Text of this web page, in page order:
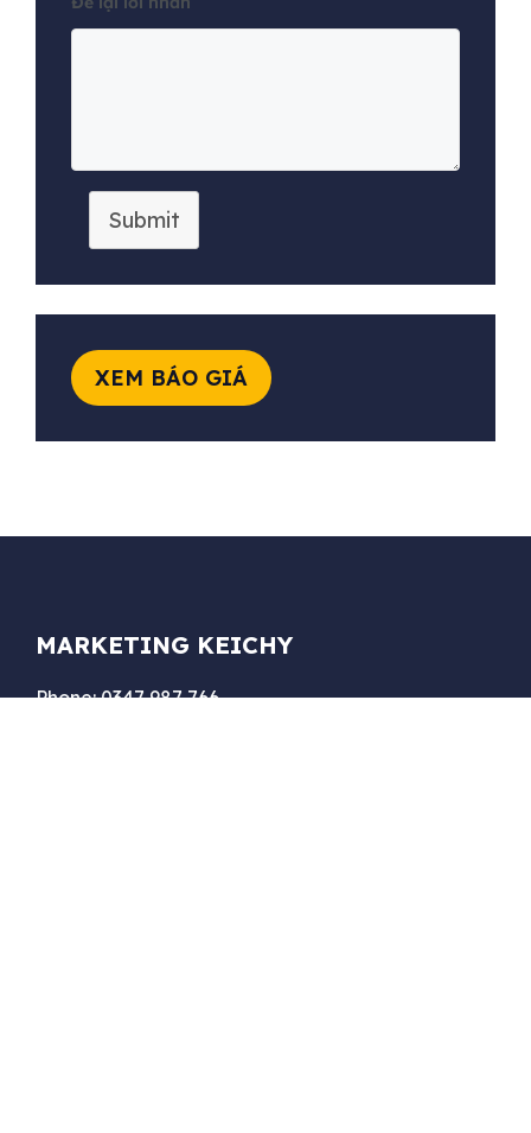
Submit
XEM BÁO GIÁ
MARKETING KEICHY
Phone: 0347 987 766